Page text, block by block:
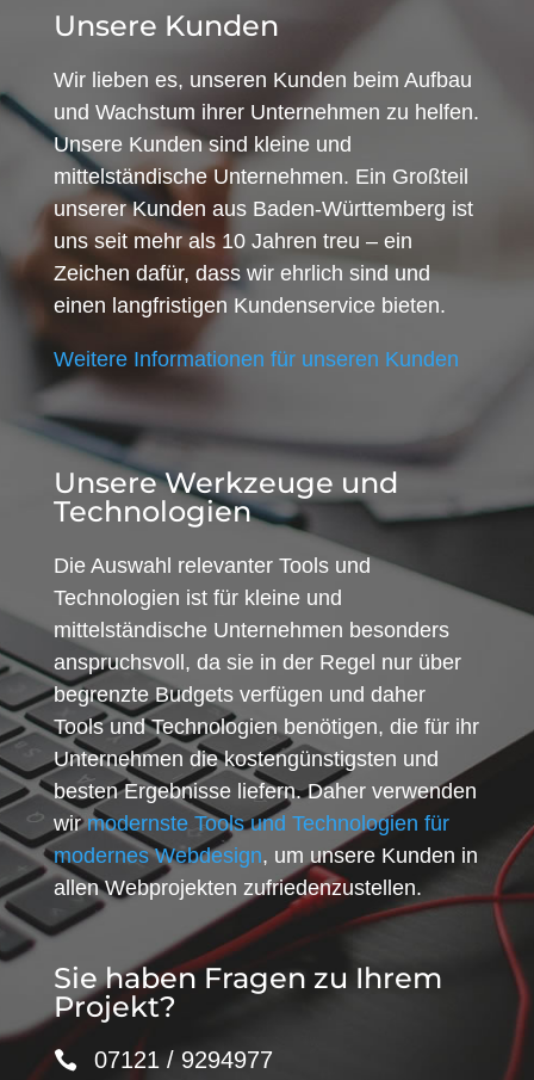
Unsere Kunden
Wir lieben es, unseren Kunden beim Aufbau
und Wachstum ihrer Unternehmen zu helfen.
Unsere Kunden sind kleine und
mittelständische Unternehmen. Ein Großteil
unserer Kunden aus Baden-Württemberg ist
uns seit mehr als 10 Jahren treu – ein
Zeichen dafür, dass wir ehrlich sind und
einen langfristigen Kundenservice bieten.
Weitere Informationen für unseren Kunden
Unsere Werkzeuge und
Technologien
Die Auswahl relevanter Tools und
Technologien ist für kleine und
mittelständische Unternehmen besonders
anspruchsvoll, da sie in der Regel nur über
begrenzte Budgets verfügen und daher
Tools und Technologien benötigen, die für ihr
Unternehmen die kostengünstigsten und
besten Ergebnisse liefern. Daher verwenden
wirmodernste Tools und Technologien für
modernes Webdesign, um unsere Kunden in
allen Webprojekten zufriedenzustellen.
Sie haben Fragen zu Ihrem
Projekt?
07121 / 9294977